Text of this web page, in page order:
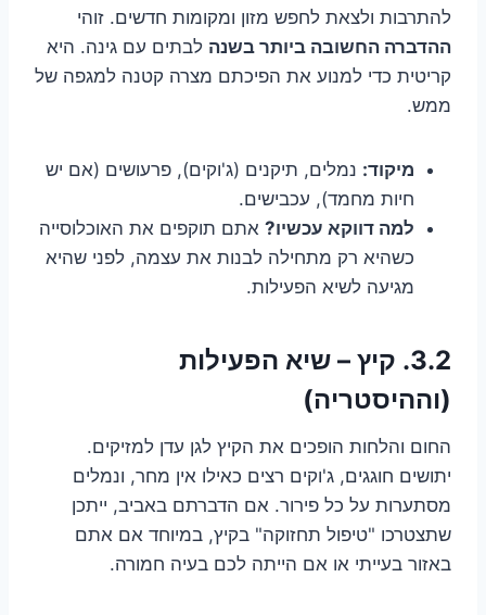
להתרבות ולצאת לחפש מזון ומקומות חדשים. זוהי
ההדברה החשובה ביותר בשנה לבתים עם גינה. היא
קריטית כדי למנוע את הפיכתם מצרה קטנה למגפה של
ממש.
מיקוד: נמלים, תיקנים (ג'וקים), פרעושים (אם יש
חיות מחמד), עכבישים.
למה דווקא עכשיו? אתם תוקפים את האוכלוסייה
כשהיא רק מתחילה לבנות את עצמה, לפני שהיא
מגיעה לשיא הפעילות.
3.2. קיץ – שיא הפעילות
(וההיסטריה)
החום והלחות הופכים את הקיץ לגן עדן למזיקים.
יתושים חוגגים, ג'וקים רצים כאילו אין מחר, ונמלים
מסתערות על כל פירור. אם הדברתם באביב, ייתכן
שתצטרכו "טיפול תחזוקה" בקיץ, במיוחד אם אתם
באזור בעייתי או אם הייתה לכם בעיה חמורה.